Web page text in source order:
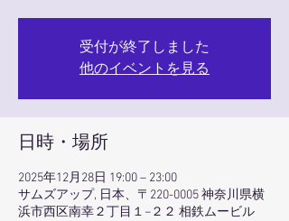
受付が終了しました
他のイベントを見る
日時・場所
2025年12月28日 19:00 – 23:00
サムズアップ, 日本、〒220-0005 神奈川県横
浜市西区南幸２丁目１−２２ 相鉄ムービル